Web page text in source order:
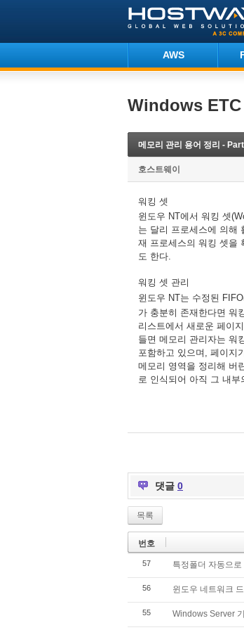
AWS
Windows ETC
메모리 관리 용어 정리 -
호스트웨이
워킹 셋
윈도우 NT에서 워킹 셋
는 달리 프로세스에 의해
재 프로세스의 워킹 셋을
도 한다
워킹 셋 관리
윈도우 NT는 수정된
가 충분히 존재한다면 워
리스트에서 새로운 페이
들면 메모리 관리자는 워
포함하고 있으며 페이지
메모리 영역을 정리해 버
로 인식되어 아직 그 내부
댓글 0
목록
번호
57 특정폴더 자동으로
56 윈도우 네트워크
55 Windows Server